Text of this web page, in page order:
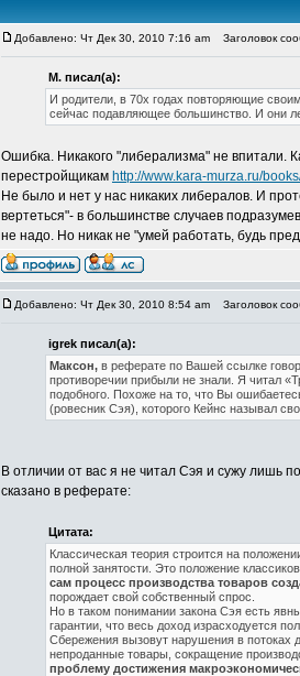
Добавлено: Чт Дек 30, 2010 7:16 am Заголовок
М. писал(а):
И родители, в 70х годах повторяющие
сейчас подавляющее большинство. И они
Ошибка. Никакого "либерализма" не
перестройщикам http://www.kara-murza.ru/
Не было и нет у нас никаких либералов. И
вертеться"- в большинстве случаев
не надо. Но никак не "умей работать, будь
Добавлено: Чт Дек 30, 2010 8:54 am Заголовок
igrek писал(а):
Максон, в реферате по Вашей ссылке
противоречии прибыли не знали. Я читал
подобного. Похоже на то, что Вы
(ровесник Сэя), которого Кейнс называл
В отличии от вас я не читал Сэя и сужу лишь
сказано в реферате:
Цитата:
Классическая теория строится на
полной занятости. Это положение
сам процесс производства товаров
порождает свой собственный спрос.
Но в таком понимании закона Сэя есть
гарантии, что весь доход израсходуется
Сбережения вызовут нарушения в потоках
непроданные товары, сокращение
проблему достижения